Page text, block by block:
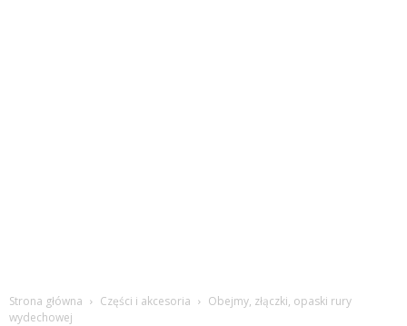
Strona główna Części i akcesoria
Obejmy, złączki, opaski rury
wydechowej